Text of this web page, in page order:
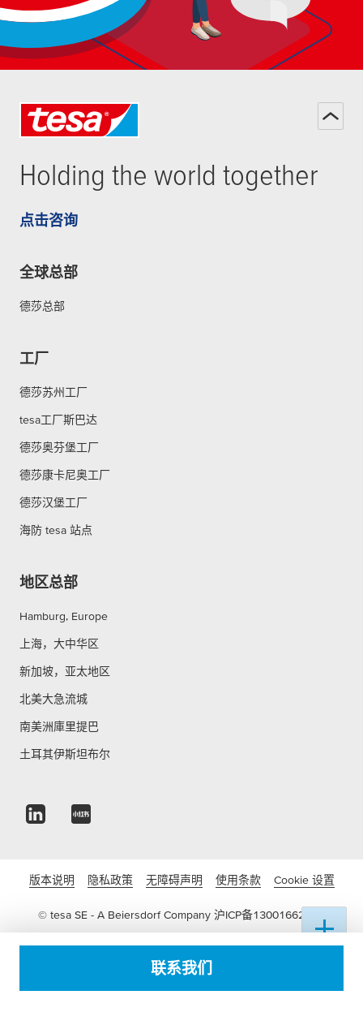
联系我们
Holding the world together
点击咨询
全球总部
德莎总部
工厂
德莎苏州工厂
tesa工厂斯巴达
德莎奥芬堡工厂
德莎康卡尼奥工厂
德莎汉堡工厂
海防 tesa 站点
地区总部
Hamburg, Europe
上海，大中华区
新加坡，亚太地区
北美大急流城
南美洲庫里提巴
土耳其伊斯坦布尔
版本说明 隐私政策 无障碍声明 使用条款 Cookie 设置
© tesa SE - A Beiersdorf Company 沪ICP备13001662号-3
沪公网安备 31011502016822号